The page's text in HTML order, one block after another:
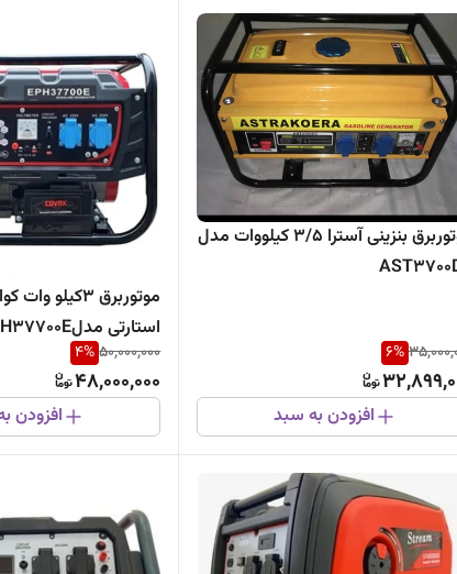
موتوربرق بنزینی آسترا ۳/۵ کیلووات مدل
6%
افزودن به سبد
موتوربرق
استارتی مدلEPH37700E
50,000,000
4%
48,000,000
افزودن